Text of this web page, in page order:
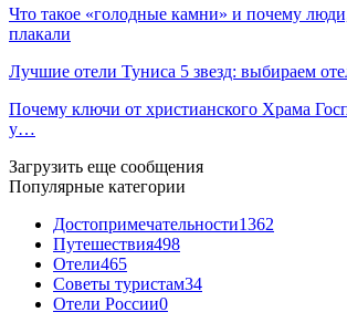
Что такое «голодные камни» и почему
плакали
Лучшие отели Туниса 5 звезд: выбираем
Почему ключи от христианского Храма
у…
Загрузить еще сообщения
Популярные категории
Достопримечательности1362
Путешествия498
Отели465
Советы туристам34
Отели России0